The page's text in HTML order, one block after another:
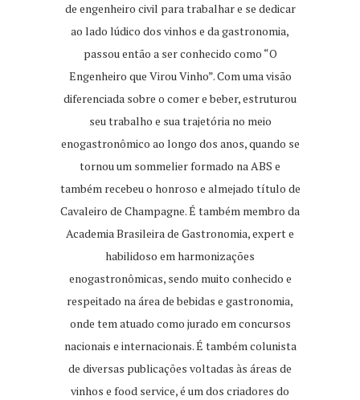
de engenheiro civil para trabalhar e se dedicar
ao lado lúdico dos vinhos e da gastronomia,
passou então a ser conhecido como “O
Engenheiro que Virou Vinho”. Com uma visão
diferenciada sobre o comer e beber, estruturou
seu trabalho e sua trajetória no meio
enogastronômico ao longo dos anos, quando se
tornou um sommelier formado na ABS e
também recebeu o honroso e almejado título de
Cavaleiro de Champagne. É também membro da
Academia Brasileira de Gastronomia, expert e
habilidoso em harmonizações
enogastronômicas, sendo muito conhecido e
respeitado na área de bebidas e gastronomia,
onde tem atuado como jurado em concursos
nacionais e internacionais. É também colunista
de diversas publicações voltadas às áreas de
vinhos e food service, é um dos criadores do